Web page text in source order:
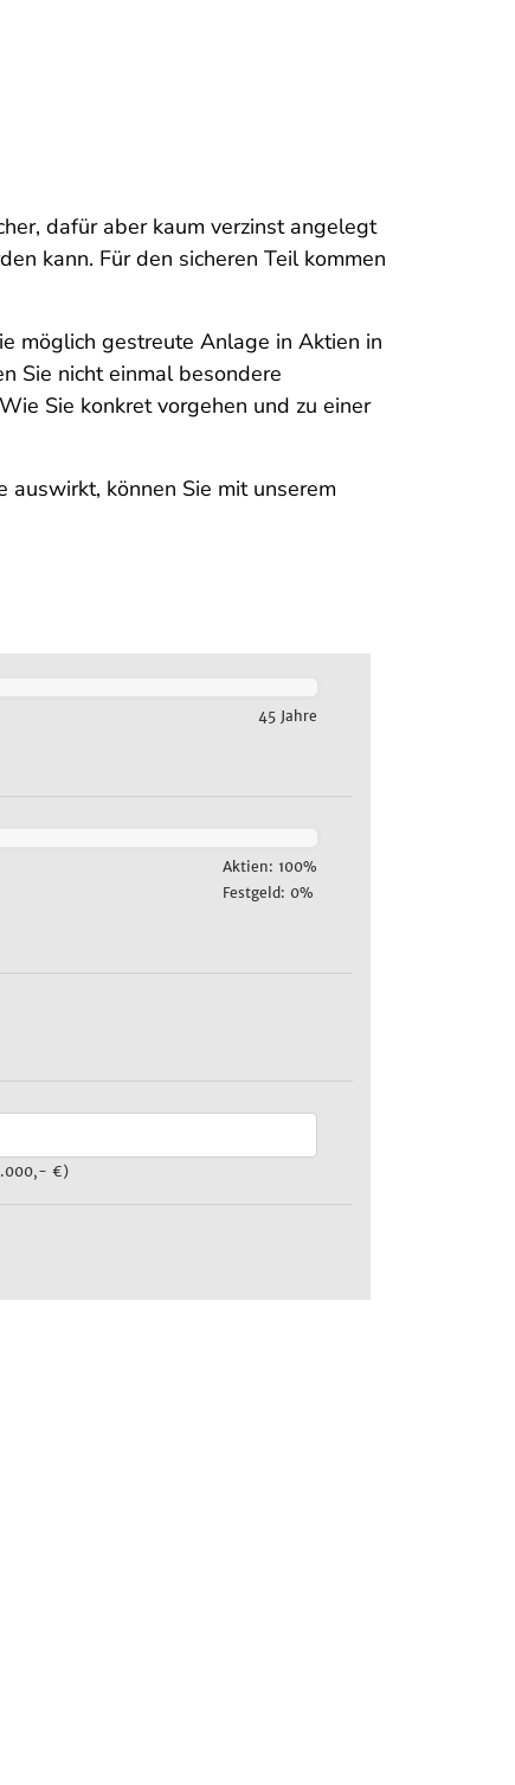
dafür aber kaum verzinst angelegt
kann. Für den sicheren Teil kommen
möglich gestreute Anlage in Aktien in
Sie nicht einmal besondere
Sie konkret vorgehen und zu einer
können Sie mit unserem